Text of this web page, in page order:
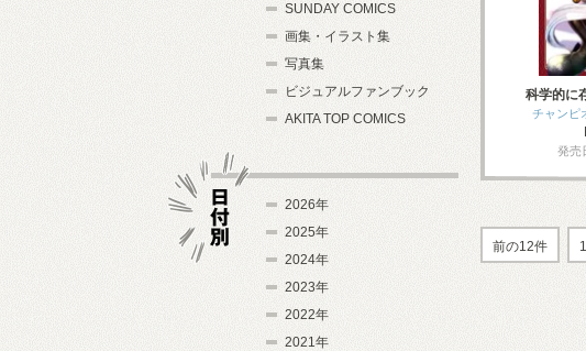
科学的に
チャンピ
発売
前の12件 1
SUNDAY COMICS
画集・イラスト集
写真集
ビジュアルファンブック
AKITA TOP COMICS
2026年
2025年
2024年
2023年
2022年
2021年